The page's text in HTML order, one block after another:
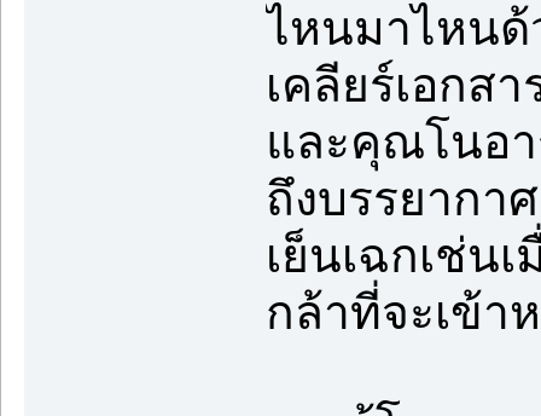
ไหนมาไหนด้
เคลียร์เอกส
และคุณโนอา
ถึงบรรยากา
เย็นเฉกเช่น
กล้าที่จะเข้า